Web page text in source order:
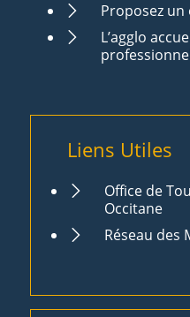
Proposez
L’agglo
Liens Utiles
Office de
Occitane
Réseau des